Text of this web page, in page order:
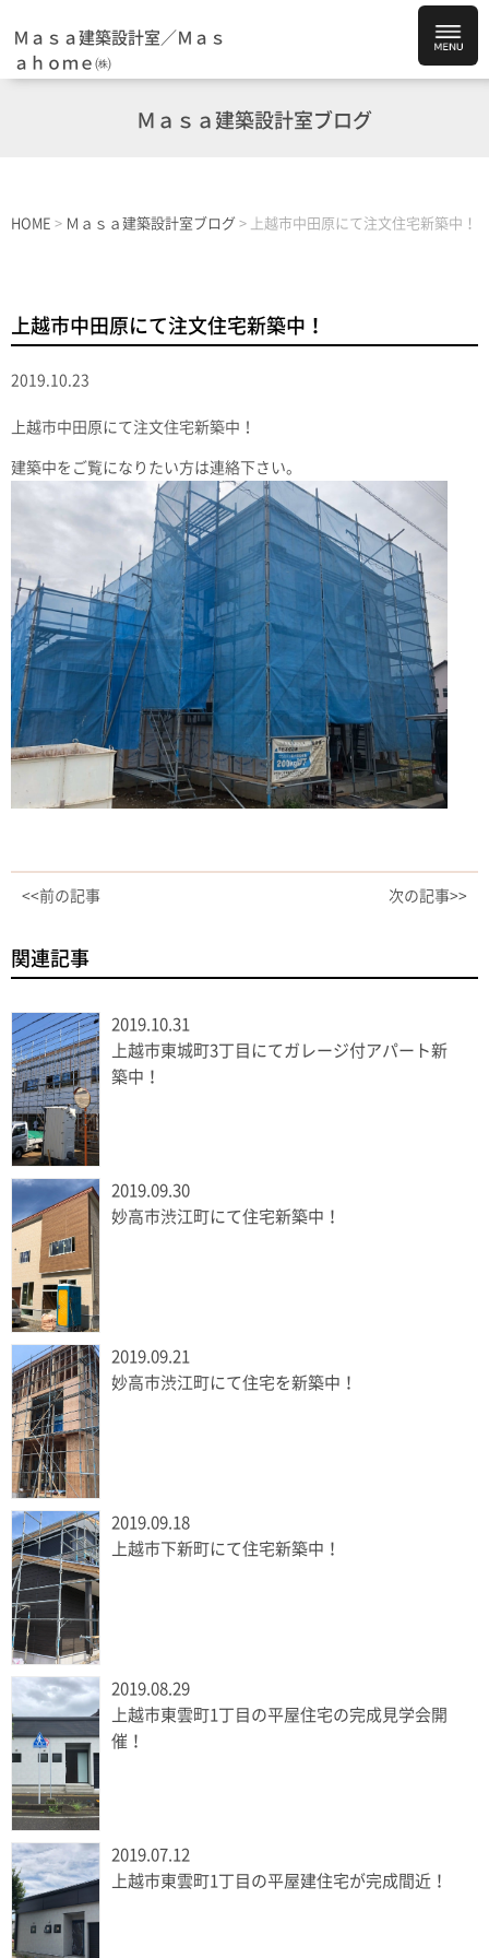
Ｍａｓａ建築設計室／Ｍａｓ
ａｈｏｍｅ㈱
Ｍａｓａ建築設計室ブログ
HOME > Ｍａｓａ建築設計室ブログ > 上越市中田原にて注文住宅新築中！
上越市中田原にて注文住宅新築中！
2019.10.23
上越市中田原にて注文住宅新築中！
建築中をご覧になりたい方は連絡下さい。
<<前の記事 次の記事>>
関連記事
2019.10.31
上越市東城町3丁目にてガレージ付アパート新
築中！
2019.09.30
妙高市渋江町にて住宅新築中！
2019.09.21
妙高市渋江町にて住宅を新築中！
2019.09.18
上越市下新町にて住宅新築中！
2019.08.29
上越市東雲町1丁目の平屋住宅の完成見学会開
催！
2019.07.12
上越市東雲町1丁目の平屋建住宅が完成間近！